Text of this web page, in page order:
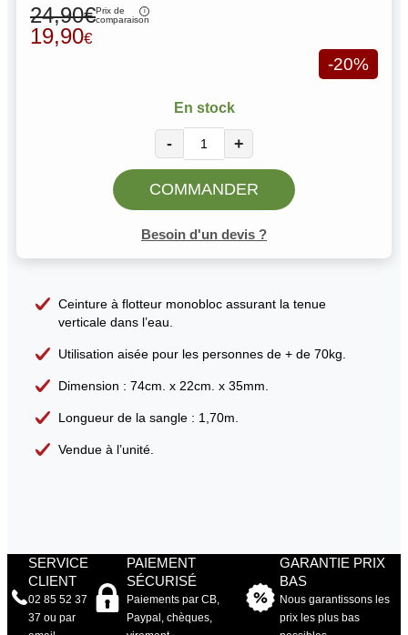
24,90€Prix de
comparaison
19,90€
-20%
En stock
- +
COMMANDER
Besoin d'un devis ?
Ceinture à flotteur monobloc assurant la tenue
verticale dans l’eau.
Utilisation aisée pour les personnes de + de 70kg.
Dimension : 74cm. x 22cm. x 35mm.
Longueur de la sangle : 1,70m.
Vendue à l’unité.
SERVICE
CLIENT
02 85 52 37
37 ou par
PAIEMENT
SÉCURISÉ
Paiements par CB,
Paypal, chèques,
GARANTIE PRIX
BAS
Nous garantissons les
prix les plus bas